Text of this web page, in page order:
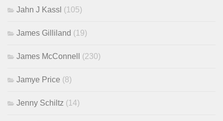
Jahn J Kassl (105)
James Gilliland (19)
James McConnell (230)
Jamye Price (8)
Jenny Schiltz (14)